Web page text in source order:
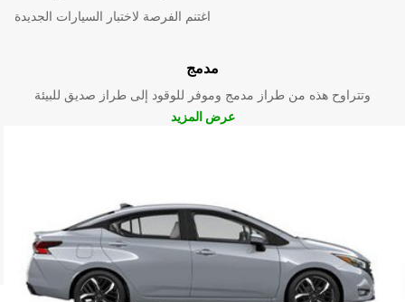
اغتنم الفرصة لاختبار السيارات الجديدة
مدمج
وتتراوح هذه من طراز مدمج وموفر للوقود إلى طراز صديق للبيئة
عرض المزيد